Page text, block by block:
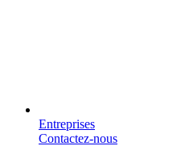
Entreprises
Contactez-nous